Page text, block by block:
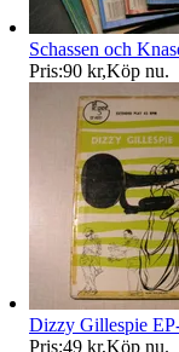
Schassen och
Pris:90 kr,Köp nu.
Dizzy Gillespie
Pris:49 kr,Köp nu.